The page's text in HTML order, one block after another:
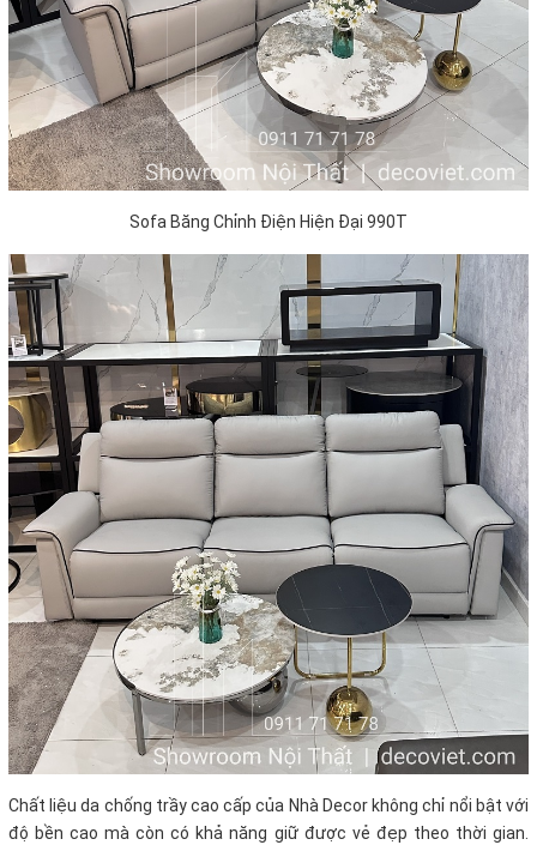
Sofa Băng Chỉnh Điện Hiện Đại 990T
Chất liệu da chống trầy cao cấp của Nhà Decor không chỉ nổi bật với
độ bền cao mà còn có khả năng giữ được vẻ đẹp theo thời gian.